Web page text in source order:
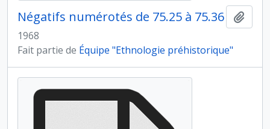
Négatifs numérotés de 75.25 à 75.36
1968
Fait partie de Équipe "Ethnologie préhistorique"